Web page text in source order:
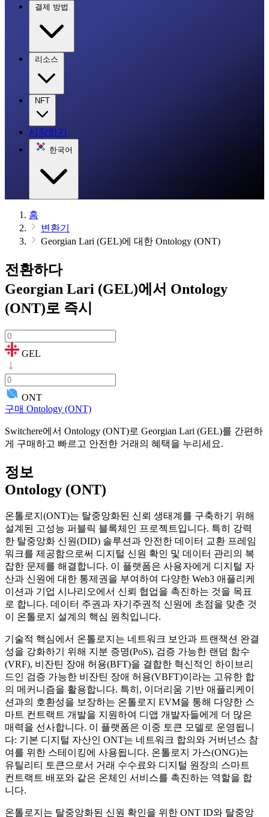
결제 방법
리소스
NFT
시작하기
한국어
홈
변환기
Georgian Lari (GEL)에 대한 Ontology (ONT)
전환하다
Georgian Lari (GEL)에서 Ontology
(ONT)로 즉시
GEL
ONT
구매 Ontology (ONT)
Switchere에서 Ontology (ONT)로 Georgian Lari (GEL)를 간편하
게 구매하고 빠르고 안전한 거래의 혜택을 누리세요.
정보
Ontology (ONT)
온톨로지(ONT)는 탈중앙화된 신뢰 생태계를 구축하기 위해
설계된 고성능 퍼블릭 블록체인 프로젝트입니다. 특히 강력
한 탈중앙화 신원(DID) 솔루션과 안전한 데이터 교환 프레임
워크를 제공함으로써 디지털 신원 확인 및 데이터 관리의 복
잡한 문제를 해결합니다. 이 플랫폼은 사용자에게 디지털 자
산과 신원에 대한 통제권을 부여하여 다양한 Web3 애플리케
이션과 기업 시나리오에서 신뢰 협업을 촉진하는 것을 목표
로 합니다. 데이터 주권과 자기주권적 신원에 초점을 맞춘 것
이 온톨로지 설계의 핵심 원칙입니다.
기술적 핵심에서 온톨로지는 네트워크 보안과 트랜잭션 완결
성을 강화하기 위해 지분 증명(PoS), 검증 가능한 랜덤 함수
(VRF), 비잔틴 장애 허용(BFT)을 결합한 혁신적인 하이브리
드인 검증 가능한 비잔틴 장애 허용(VBFT)이라는 고유한 합
의 메커니즘을 활용합니다. 특히, 이더리움 기반 애플리케이
션과의 호환성을 보장하는 온톨로지 EVM을 통해 다양한 스
마트 컨트랙트 개발을 지원하여 디앱 개발자들에게 더 많은
매력을 선사합니다. 이 플랫폼은 이중 토큰 모델로 운영됩니
다: 기본 디지털 자산인 ONT는 네트워크 합의와 거버넌스 참
여를 위한 스테이킹에 사용됩니다. 온톨로지 가스(ONG)는
유틸리티 토큰으로서 거래 수수료와 디지털 원장의 스마트
컨트랙트 배포와 같은 온체인 서비스를 촉진하는 역할을 합
니다.
온톨로지는 탈중앙화된 신원 확인을 위한 ONT ID와 탈중앙